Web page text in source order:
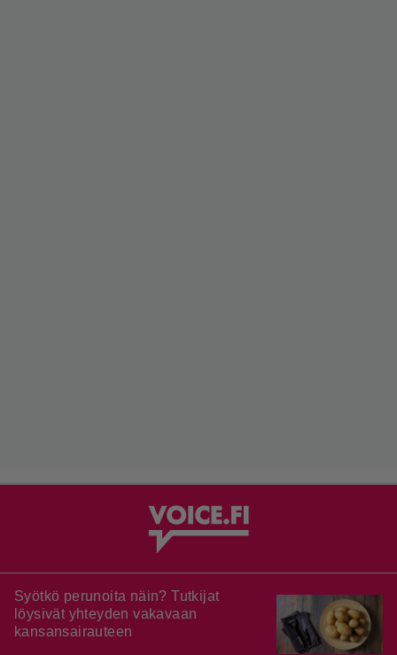
Syötkö perunoita näin? Tutkijat
löysivät yhteyden vakavaan
kansansairauteen